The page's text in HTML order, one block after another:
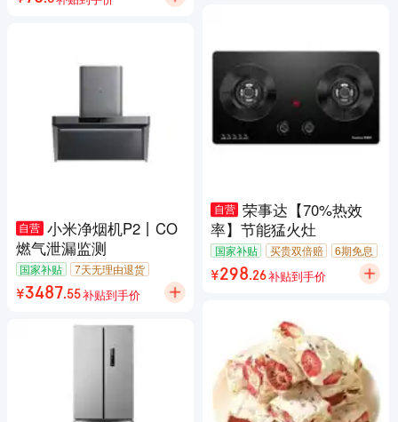
自营 小米净烟机P2丨CO
燃气泄漏监测
国家补贴 7天无理由退货
¥3487 55 补贴到手价
自营 荣事达【70%热效
率】节能猛火灶
国家补贴 买贵双倍赔
6期免息
包邮
7天无理由退货
¥298 26 补贴到手价